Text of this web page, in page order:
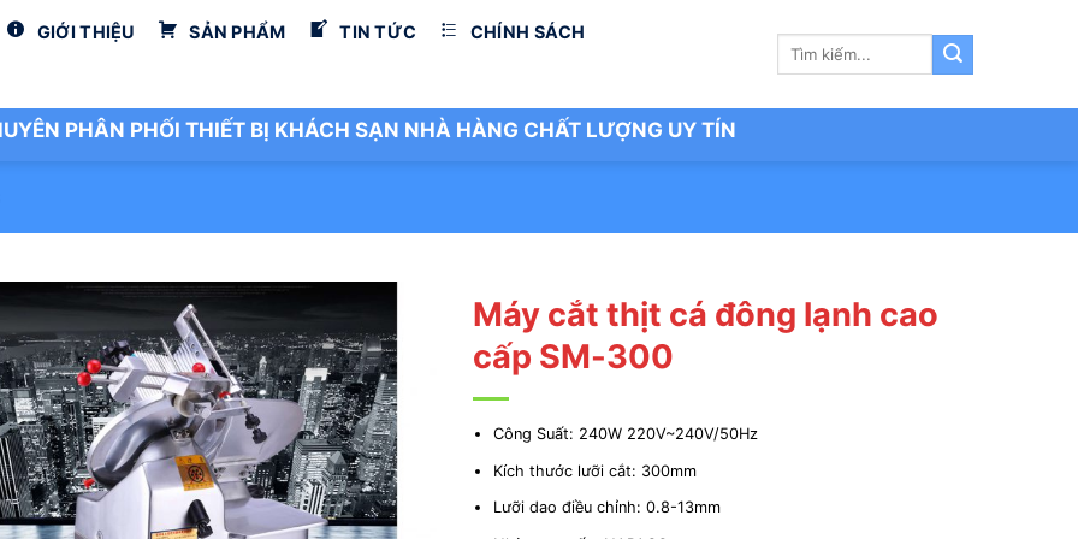
GIỚI THIỆU SẢN PHẨM TIN TỨC CHÍNH SÁCH
Tìm
PHÂN PHỐI THIẾT BỊ KHÁCH SẠN NHÀ HÀNG CHẤT LƯỢNG UY TÍN
Máy cắt thịt cá đông lạnh cao
cấp SM-300
Công Suất: 240W 220V~240V/50Hz
Kích thước lưỡi cắt: 300mm
Lưỡi dao điều chỉnh: 0.8-13mm